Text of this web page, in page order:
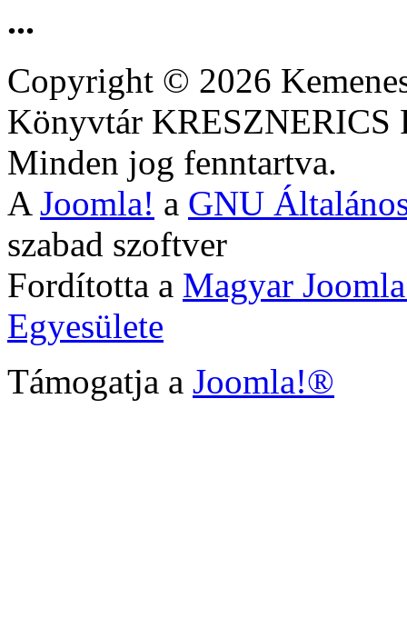
...
Copyright © 2026
Könyvtár
Minden jog fenntartva.
A Joomla! a GNU
szabad szoftver
Fordította a Magyar
Egyesülete
Támogatja a Joomla!®